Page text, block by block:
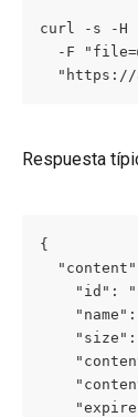
curl -s -H
-F
Respuesta
{
"id":